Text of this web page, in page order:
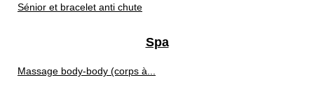
Sénior et bracelet anti chute
Spa
Massage body‑body (corps à...